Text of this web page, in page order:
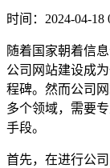
时间：2024-04-18
随着国家朝着信
公司网站建设成
程碑。然而公司
多个领域，需要
手段。
首先，在进行公